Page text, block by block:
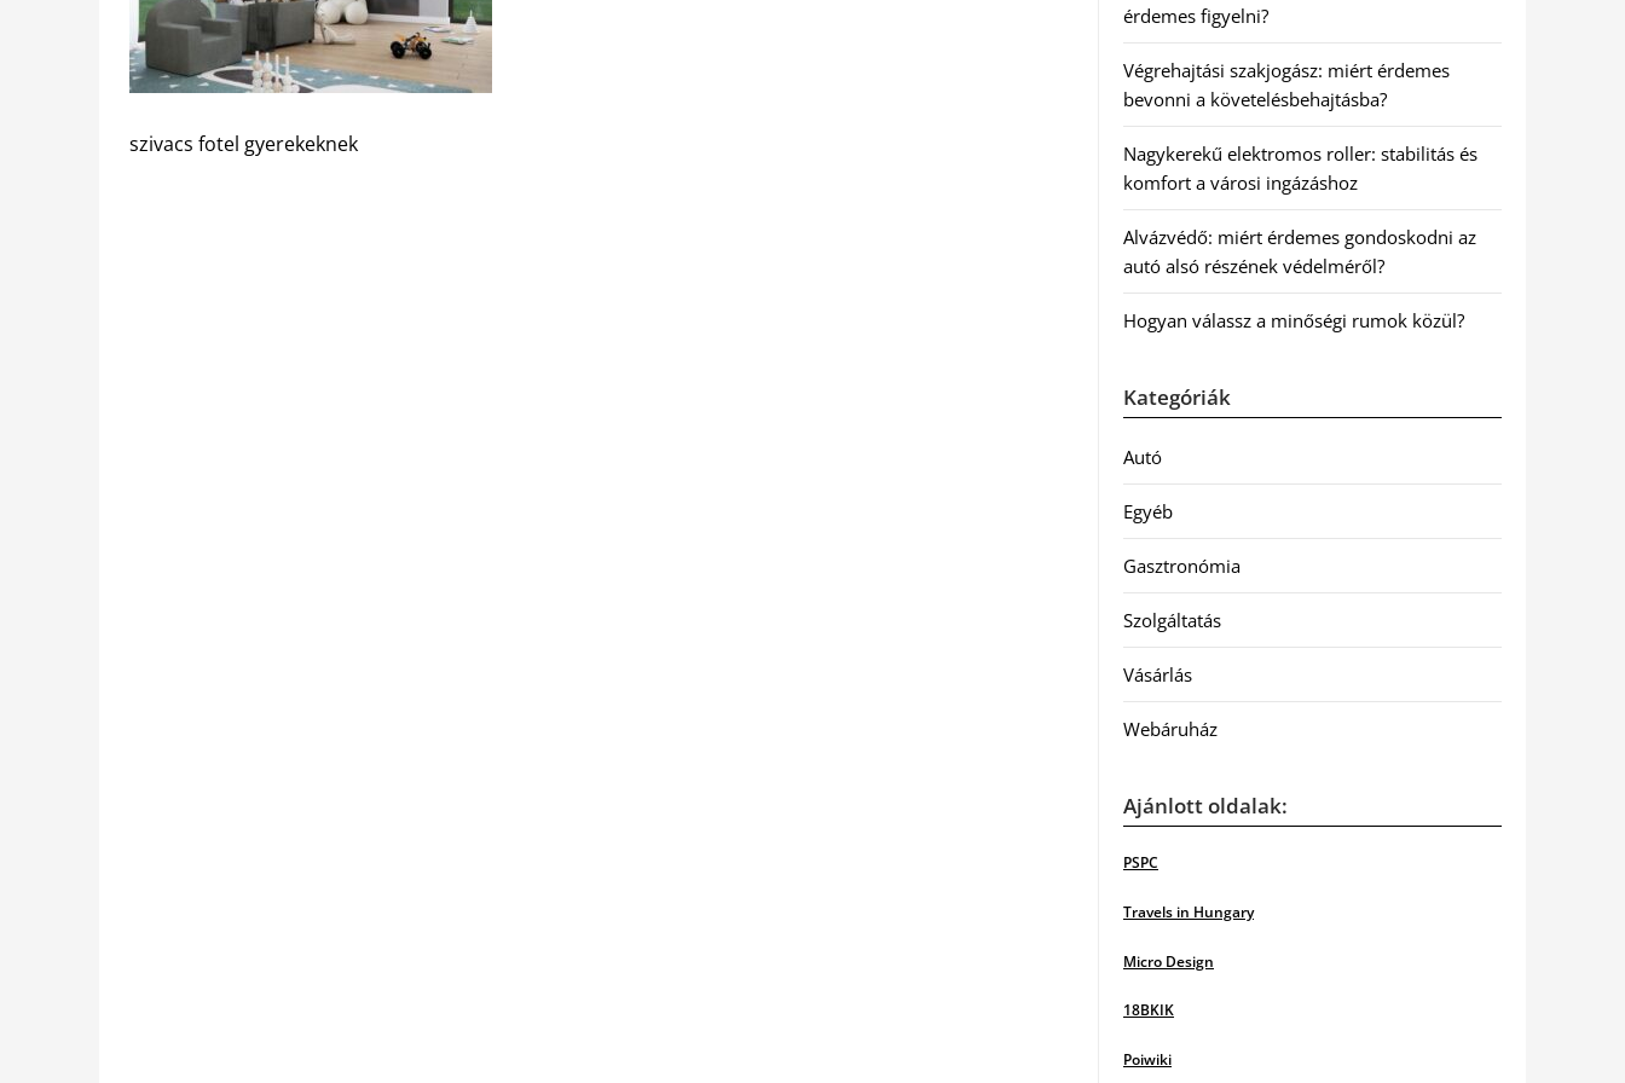
szivacs fotel gyerekeknek
érdemes figyelni?
Végrehajtási szakjogász: miért érdemes
bevonni a követelésbehajtásba?
Nagykerekű elektromos roller: stabilitás és
komfort a városi ingázáshoz
Alvázvédő: miért érdemes gondoskodni az
autó alsó részének védelméről?
Hogyan válassz a minőségi rumok közül?
Kategóriák
Autó
Egyéb
Gasztronómia
Szolgáltatás
Vásárlás
Webáruház
Ajánlott oldalak:
PSPC
Travels in Hungary
Micro Design
18BKIK
Poiwiki